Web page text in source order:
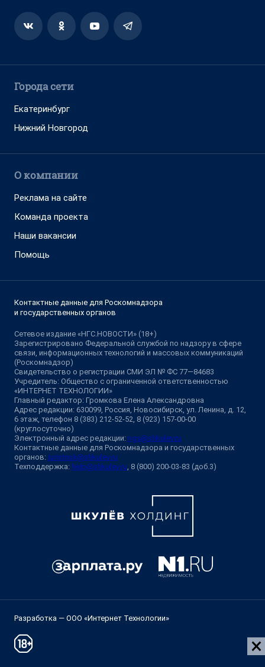
Города сети
Екатеринбург
Нижний Новгород
О компании
Реклама на сайте
Команда проекта
Наши вакансии
Помощь
Контактные данные для Роскомнадзора
и государственных органов
Сетевое издание «НГС.НОВОСТИ» (18+)
Зарегистрировано Федеральной службой по надзору в сфере
связи, информационных технологий и массовых коммуникаций
(Роскомнадзор)
Свидетельство о регистрации СМИ ЭЛ № ФС 77—84683
Учредитель: Общество с ограниченной ответственностью
«ИНТЕРНЕТ ТЕХНОЛОГИИ»
Главный редактор: Громкова Елена Александровна
Адрес редакции: 630099, Россия, Новосибирск, ул. Ленина, д. 12,
6 этаж, телефон 8 (383) 212-52-52, 8 (923) 157-00-00
(круглосуточно)
Электронный адрес редакции: ngs@shkulev.ru
Контактные данные для Роскомнадзора и государственных
органов: juristnsk@shkulev.ru
Техподдержка: help@shkulev.ru , 8 (800) 200-03-83 (доб.3)
Разработка — ООО «Интернет Технологии»